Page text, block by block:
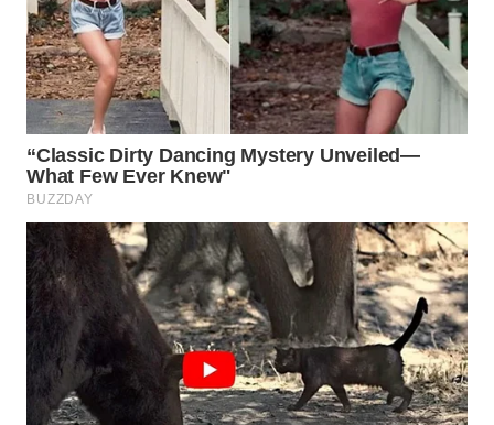
OTOMOTIF
WAHANA
HEALTH
WAHANA
DESA
WISATA
LAPAK
WAHANA
Wahana
Network
KONSUMEN